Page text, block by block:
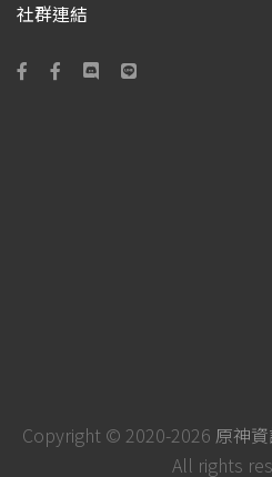
社群連結
Copyright © 2020-2026 原神
All rights